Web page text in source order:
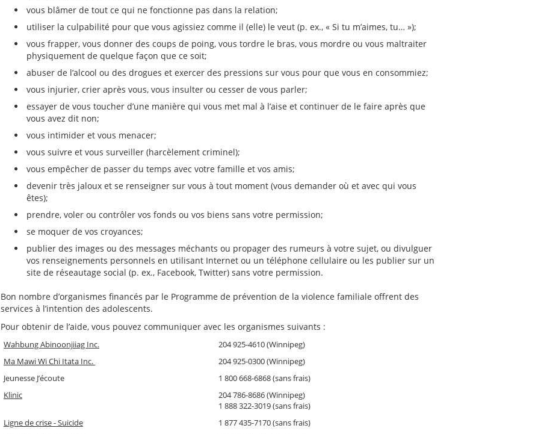
vous blâmer de tout ce qui ne fonctionne pas dans la relation;
utiliser la culpabilité pour que vous agissiez comme il (elle) le veut (p. ex., « Si tu m’aimes, tu… »);
vous frapper, vous donner des coups de poing, vous tordre le bras, vous mordre ou vous maltraiter
physiquement de quelque façon que ce soit;
abuser de l’alcool ou des drogues et exercer des pressions sur vous pour que vous en consommiez;
vous injurier, crier après vous, vous insulter ou cesser de vous parler;
essayer de vous toucher d’une manière qui vous met mal à l’aise et continuer de le faire après que
vous avez dit non;
vous intimider et vous menacer;
vous suivre et vous surveiller (harcèlement criminel);
vous empêcher de passer du temps avec votre famille et vos amis;
devenir très jaloux et se renseigner sur vous à tout moment (vous demander où et avec qui vous
êtes);
prendre, voler ou contrôler vos fonds ou vos biens sans votre permission;
se moquer de vos croyances;
publier des images ou des messages méchants ou propager des rumeurs à votre sujet, ou divulguer
vos renseignements personnels en utilisant Internet ou un téléphone cellulaire ou les publier sur un
site de réseautage social (p. ex., Facebook, Twitter) sans votre permission.
Bon nombre d’organismes financés par le Programme de prévention de la violence familiale offrent des
services à l’intention des adolescents.
Pour obtenir de l’aide, vous pouvez communiquer avec les organismes suivants :
Wahbung Abinoonjiiag Inc.
204 925-4610 (Winnipeg)
Ma Mawi Wi Chi Itata Inc.
204 925-0300 (Winnipeg)
Jeunesse J’écoute
1 800 668-6868 (sans frais)
Klinic
204 786-8686 (Winnipeg)
1 888 322-3019 (sans frais)
Ligne de crise - Suicide
1 877 435-7170 (sans frais)